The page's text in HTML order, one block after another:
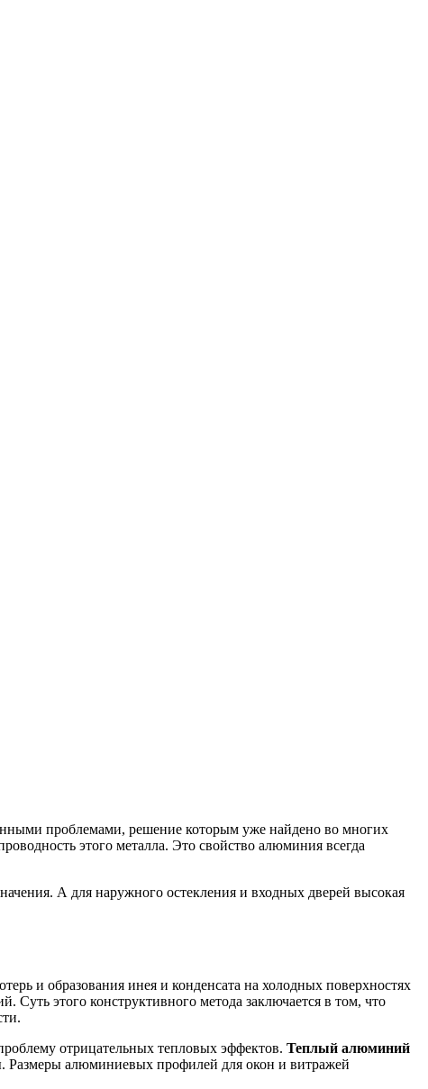
проблемами, решение которым уже найдено во многих
этого металла. Это свойство алюминия всегда
А для наружного остекления и входных дверей высокая
и образования инея и конденсата на холодных поверхностях
этого конструктивного метода заключается в том, что
отрицательных тепловых эффектов. Теплый алюминий
Размеры алюминиевых профилей для окон и витражей